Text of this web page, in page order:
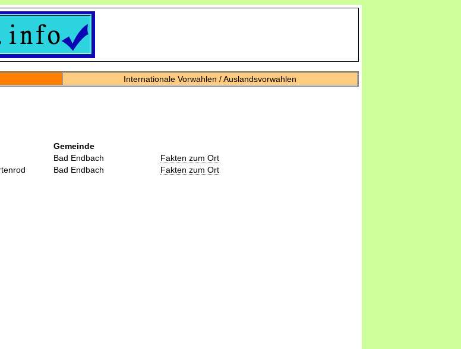
Internationale Vorwahlen / Auslandsvorwahlen
Gemeinde
Bad Endbach
Fakten zum Ort
Bad Endbach Fakten zum Ort